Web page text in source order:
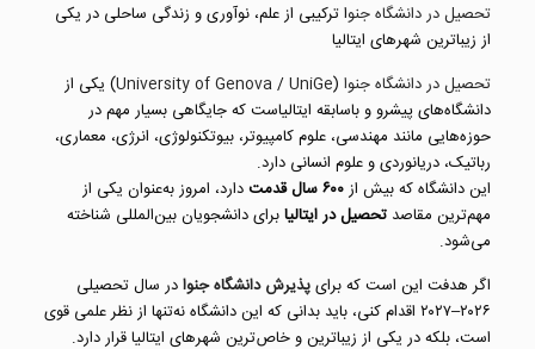
تحصیل در دانشگاه جنوا ترکیبی از علم، نوآوری و زندگی ساحلی در یکی
از زیباترین شهرهای ایتالیا
تحصیل در دانشگاه جنوا(
University of Genova/UniGe
) یکی از
دانشگاه‌های پیشرو و باسابقه ایتالیاست که جایگاهی بسیار مهم در
حوزه‌هایی مانند مهندسی، علوم کامپیوتر، بیوتکنولوژی، انرژی، معماری،
رباتیک، دریانوردی و علوم انسانی دارد.
این دانشگاه که بیش از۶۰۰ سال قدمت
دارد، امروز به‌عنوان یکی از
مهم‌ترین مقاصد تحصیل در ایتالیابرای دانشجویان بین‌المللی شناخته
می‌شود.
اگر هدفت این است که برایپذیرش دانشگاه جنوادر سال تحصیلی
۲۰۲۶–۲۰۲۷ اقدام کنی، باید بدانی که این دانشگاه نه‌تنها از نظر علمی قوی
است، بلکه در یکی از زیباترین و خاص‌ترین شهرهای ایتالیا قرار دارد.